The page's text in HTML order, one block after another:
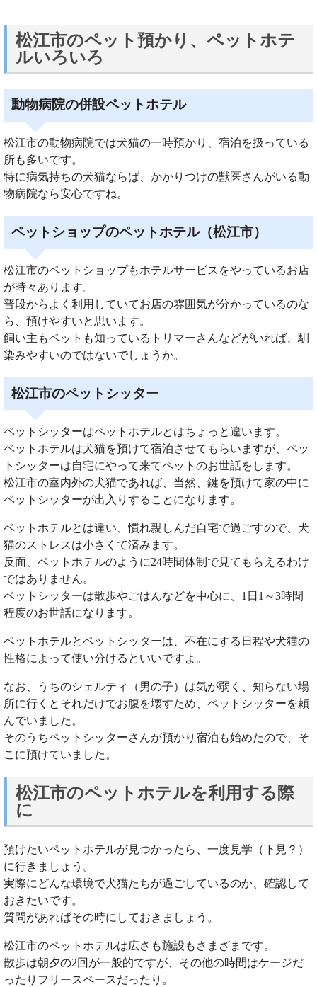
松江市のペット預かり、ペットホテ
ルいろいろ
動物病院の併設ペットホテル
松江市の動物病院では犬猫の一時預かり、宿泊を扱っている
所も多いです。
特に病気持ちの犬猫ならば、かかりつけの獣医さんがいる動
物病院なら安心ですね。
ペットショップのペットホテル（松江市）
松江市のペットショップもホテルサービスをやっているお店
が時々あります。
普段からよく利用していてお店の雰囲気が分かっているのな
ら、預けやすいと思います。
飼い主もペットも知っているトリマーさんなどがいれば、馴
染みやすいのではないでしょうか。
松江市のペットシッター
ペットシッターはペットホテルとはちょっと違います。
ペットホテルは犬猫を預けて宿泊させてもらいますが、ペッ
トシッターは自宅にやって来てペットのお世話をします。
松江市の室内外の犬猫であれば、当然、鍵を預けて家の中に
ペットシッターが出入りすることになります。
ペットホテルとは違い、慣れ親しんだ自宅で過ごすので、犬
猫のストレスは小さくて済みます。
反面、ペットホテルのように24時間体制で見てもらえるわけ
ではありません。
ペットシッターは散歩やごはんなどを中心に、1日1～3時間
程度のお世話になります。
ペットホテルとペットシッターは、不在にする日程や犬猫の
性格によって使い分けるといいですよ。
なお、うちのシェルティ（男の子）は気が弱く、知らない場
所に行くとそれだけでお腹を壊すため、ペットシッターを頼
んでいました。
そのうちペットシッターさんが預かり宿泊も始めたので、そ
こに預けていました。
松江市のペットホテルを利用する際
に
預けたいペットホテルが見つかったら、一度見学（下見？）
に行きましょう。
実際にどんな環境で犬猫たちが過ごしているのか、確認して
おきたいです。
質問があればその時にしておきましょう。
松江市のペットホテルは広さも施設もさまざまです。
散歩は朝夕の2回が一般的ですが、その他の時間はケージだ
ったりフリースペースだったり。